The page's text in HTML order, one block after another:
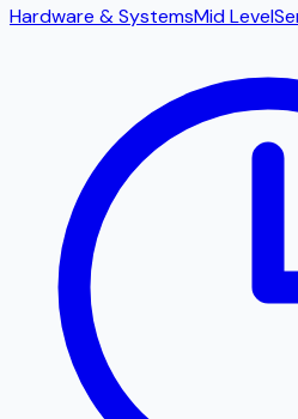
Hardware & SystemsMid Level